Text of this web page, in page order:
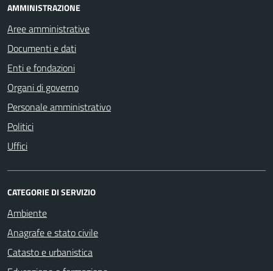
AMMINISTRAZIONE
Aree amministrative
Documenti e dati
Enti e fondazioni
Organi di governo
Personale amministrativo
Politici
Uffici
CATEGORIE DI SERVIZIO
Ambiente
Anagrafe e stato civile
Catasto e urbanistica